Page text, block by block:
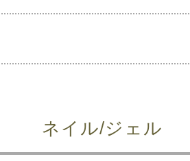
ネイル/ジェル